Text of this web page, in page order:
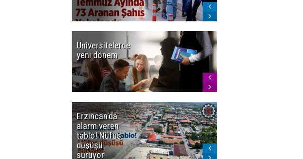
Üniversitelerde
yeni dönem
Erzincan'da
alarm veren
tablo! Nüfus
düşüşü
sürüyor